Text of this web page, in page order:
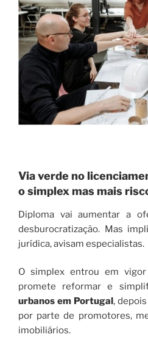
Via verde no
o simplex mas mais
Diploma vai aumentar a
desburocratização. Mas
jurídica, avisam especialistas.
O simplex entrou em
promete reformar e
urbanos em Portugal,
por parte de promotores,
imobiliários.